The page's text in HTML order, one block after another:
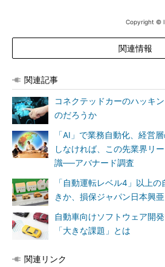
Copyright ©
関連情報
関連記事
コネクテッドカーのハッキ
のだろうか
「AI」で業務自動化、経営
しなければ、この先業界リ
識──アバナード調査
「自動運転レベル4」以上
きか、損保ジャパン日本興
自動車向けソフトウェア開
「大きな課題」とは
関連リンク